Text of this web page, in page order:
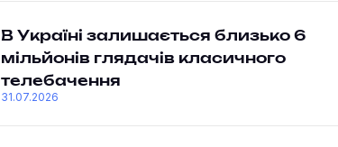
В Україні залишається близько 6
мільйонів глядачів класичного
телебачення
31.07.2026